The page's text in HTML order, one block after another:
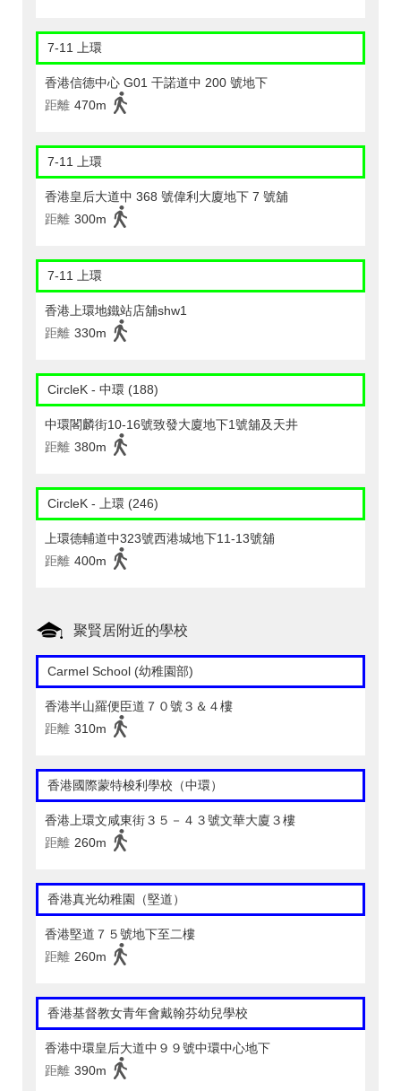
7-11 上環
香港信德中心 G01 干諾道中 200 號地下
距離 470m
7-11 上環
香港皇后大道中 368 號偉利大廈地下 7 號舖
距離 300m
7-11 上環
香港上環地鐵站店舖shw1
距離 330m
CircleK - 中環 (188)
中環閣麟街10-16號致發大廈地下1號舖及天井
距離 380m
CircleK - 上環 (246)
上環德輔道中323號西港城地下11-13號舖
距離 400m
聚賢居附近的學校
Carmel School (幼稚園部)
香港半山羅便臣道７０號３＆４樓
距離 310m
香港國際蒙特梭利學校（中環）
香港上環文咸東街３５－４３號文華大廈３樓
距離 260m
香港真光幼稚園（堅道）
香港堅道７５號地下至二樓
距離 260m
香港基督教女青年會戴翰芬幼兒學校
香港中環皇后大道中９９號中環中心地下
距離 390m